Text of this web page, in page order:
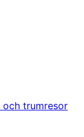
trumresor